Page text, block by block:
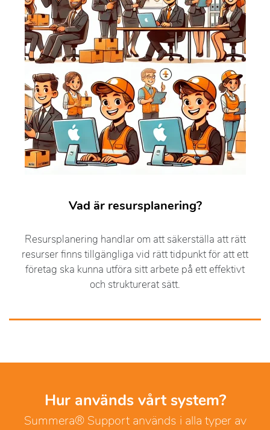
Vad är resursplanering?
Resursplanering handlar om att säkerställa att rätt
resurser finns tillgängliga vid rätt tidpunkt för att ett
företag ska kunna utföra sitt arbete på ett effektivt
och strukturerat sätt.
Hur används vårt system?
Summera® Support används i alla typer av